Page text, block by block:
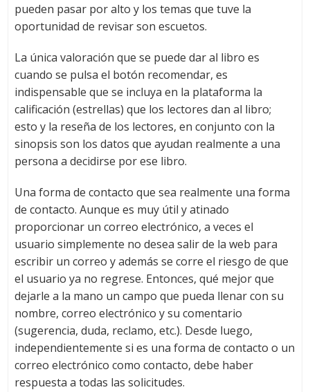
pueden pasar por alto y los temas que tuve la
oportunidad de revisar son escuetos.
La única valoración que se puede dar al libro es
cuando se pulsa el botón recomendar, es
indispensable que se incluya en la plataforma la
calificación (estrellas) que los lectores dan al libro;
esto y la reseña de los lectores, en conjunto con la
sinopsis son los datos que ayudan realmente a una
persona a decidirse por ese libro.
Una forma de contacto que sea realmente una forma
de contacto. Aunque es muy útil y atinado
proporcionar un correo electrónico, a veces el
usuario simplemente no desea salir de la web para
escribir un correo y además se corre el riesgo de que
el usuario ya no regrese. Entonces, qué mejor que
dejarle a la mano un campo que pueda llenar con su
nombre, correo electrónico y su comentario
(sugerencia, duda, reclamo, etc.). Desde luego,
independientemente si es una forma de contacto o un
correo electrónico como contacto, debe haber
respuesta a todas las solicitudes.